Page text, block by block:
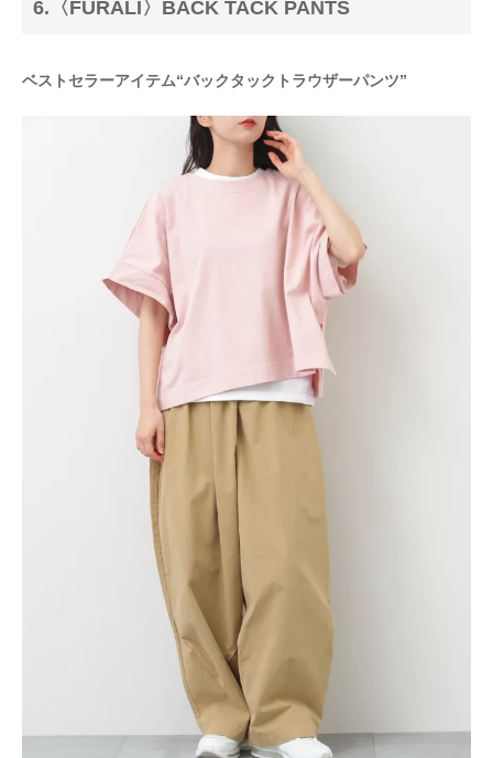
6.〈FURALI〉BACK TACK PANTS
ベストセラーアイテム“バックタックトラウザーパンツ”